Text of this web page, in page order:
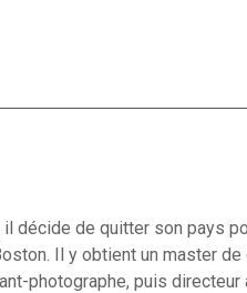
il décide de quitter son pays
Il y obtient un master
photographe, puis directeur